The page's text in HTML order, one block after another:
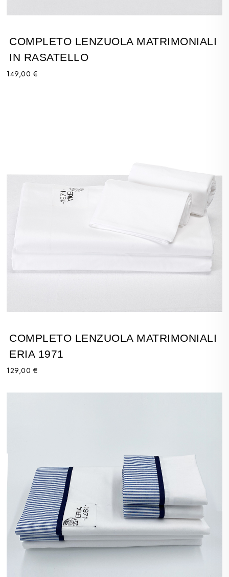
COMPLETO LENZUOLA MATRIMONIALI
IN RASATELLO
149,00 €
COMPLETO LENZUOLA MATRIMONIALI
ERIA 1971
129,00 €